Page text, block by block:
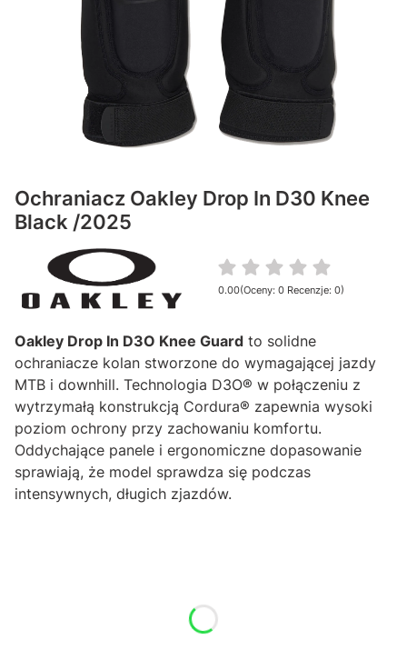
Ochraniacz Oakley Drop In D30 Knee
Black /2025
0.00(Oceny: 0 Recenzje: 0)
Przejdź do sekcji Opinie
Oakley Drop In D3O Knee Guard to solidne
ochraniacze kolan stworzone do wymagającej jazdy
MTB i downhill. Technologia D3O® w połączeniu z
wytrzymałą konstrukcją Cordura® zapewnia wysoki
poziom ochrony przy zachowaniu komfortu.
Oddychające panele i ergonomiczne dopasowanie
sprawiają, że model sprawdza się podczas
intensywnych, długich zjazdów.